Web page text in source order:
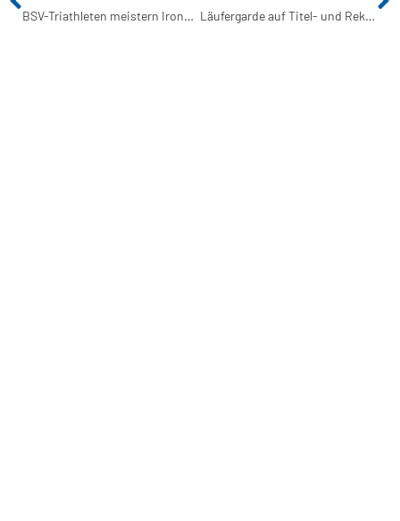
BSV-Triathleten meistern Ironman 70.3 in Jesolo mit starken Leistungen Läufergarde auf Titel- und Rekordjagd